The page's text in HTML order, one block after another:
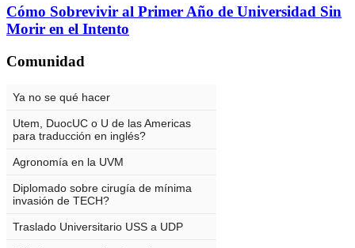
Cómo Sobrevivir al Primer Año de Universidad Sin
Morir en el Intento
Comunidad